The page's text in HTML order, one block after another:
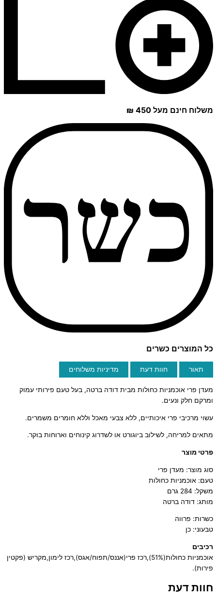
משלוח חינם מעל 450 ₪
כל המוצרים כשרים
תאור חוות דעת מדיניות משלוחים
מעדן פרי אוכמניות כחולות מבית דודה ברטה, בעל טעם פירותי עמוק
ומרקם חלק ונעים.
עשוי מרכיבי פרי איכותיים, ללא צבעי מאכל וללא חומרים משמרים.
מתאים למריחה, לשילוב ביוגורט או לשדרוג קינוחים וארוחות בוקר.
פרטי מוצר
סוג מוצר: מעדן פרי
טעם: אוכמניות כחולות
משקל: 284 גרם
מותג: דודה ברטה
כשרות: פרווה
טבעוני: כן
רכיבים
אוכמניות כחולות(51%),רכז פרי(אננס/תפוח/אגס),רכז לימון,מקריש (פקטין
פירות).
חוות דעת